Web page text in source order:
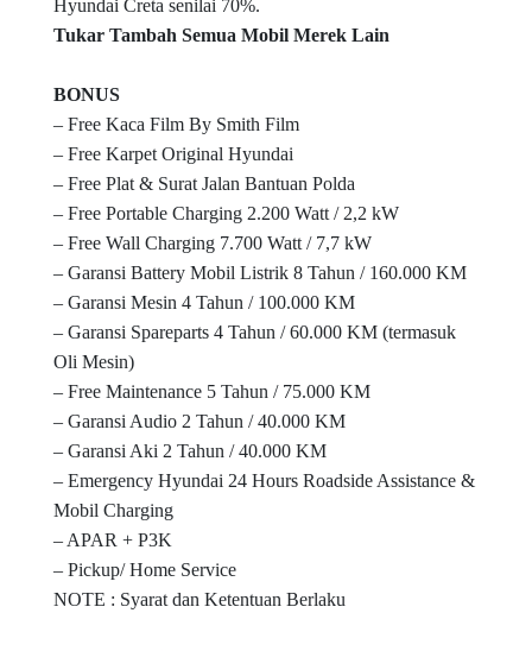
Hyundai Creta senilai 70%.
Tukar Tambah Semua Mobil Merek Lain
BONUS
– Free Kaca Film By Smith Film
– Free Karpet Original Hyundai
– Free Plat & Surat Jalan Bantuan Polda
– Free Portable Charging 2.200 Watt / 2,2 kW
– Free Wall Charging 7.700 Watt / 7,7 kW
– Garansi Battery Mobil Listrik 8 Tahun / 160.000 KM
– Garansi Mesin 4 Tahun / 100.000 KM
– Garansi Spareparts 4 Tahun / 60.000 KM (termasuk
Oli Mesin)
– Free Maintenance 5 Tahun / 75.000 KM
– Garansi Audio 2 Tahun / 40.000 KM
– Garansi Aki 2 Tahun / 40.000 KM
– Emergency Hyundai 24 Hours Roadside Assistance &
Mobil Charging
– APAR + P3K
– Pickup/ Home Service
NOTE : Syarat dan Ketentuan Berlaku